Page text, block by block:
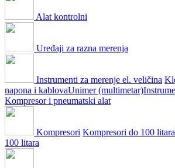
Alat kontrolni
Uređaji za razna merenja
Instrumenti za merenje el. veličina
napona i kablovaUnimer (multimetar)
Kompresor i pneumatski alat
Kompresori Kompresori do 100 litara
100 litara